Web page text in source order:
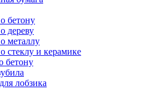
бетону
дереву
металлу
стеклу и керамике
бетону
лобзика